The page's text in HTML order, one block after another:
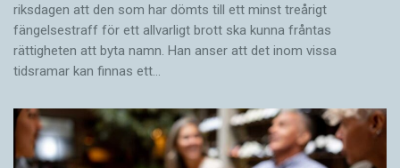
riksdagen att den som har dömts till ett minst treårigt
fängelsestraff för ett allvarligt brott ska kunna fråntas
rättigheten att byta namn. Han anser att det inom vissa
tidsramar kan finnas ett…